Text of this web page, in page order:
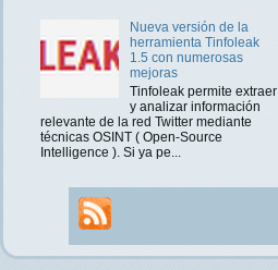
Nueva versión de la
herramienta Tinfoleak
1.5 con numerosas
mejoras
Tinfoleak permite extraer
y analizar información
relevante de la red Twitter mediante
técnicas OSINT ( Open-Source
Intelligence ). Si ya pe...